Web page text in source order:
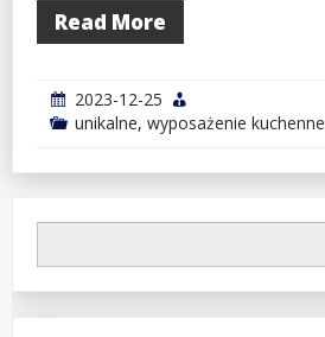
Read More
2023-12-25
unikalne, wyposażenie kuchenne